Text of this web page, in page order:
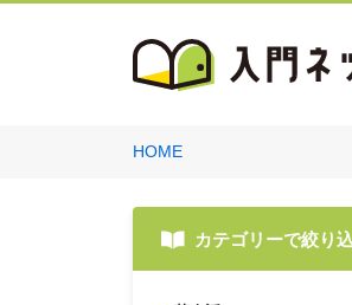
HOME
カテゴリーで絞り